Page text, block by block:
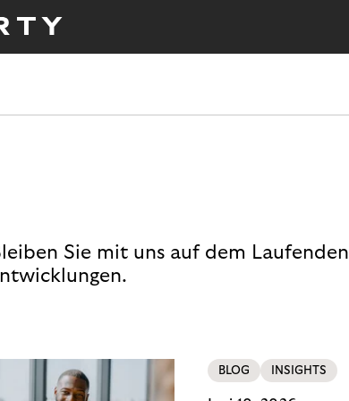
Sie mit uns auf dem
BLOG INSIGHTS